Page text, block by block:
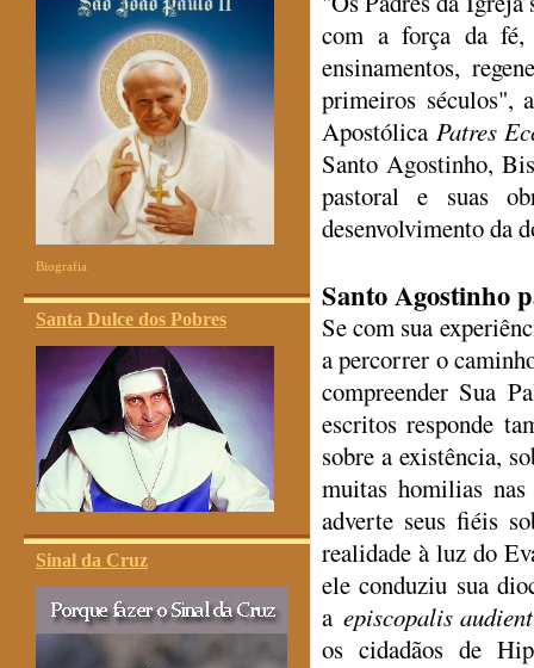
Biografia
Santa Dulce dos Pobres
Sinal da Cruz
com a força da fé,
ensinamentos,
primeiros séculos",
ApostólicaPatres
Santo Agostinho,
pastoral e suas
desenvolvimento da
Santo Agostinho
Se com sua
a percorrer o
compreender Sua
escritos responde
sobre a existência,
muitas homilias
adverte seus fiéis
realidade à luz do
ele conduziu sua
a episcopalis
os cidadãos de